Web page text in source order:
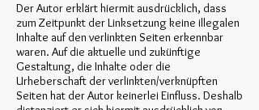
Der Autor erklärt hiermit ausdrücklich, dass
zum Zeitpunkt der Linksetzung keine illegalen
Inhalte auf den verlinkten Seiten erkennbar
waren. Auf die aktuelle und zukünftige
Gestaltung, die Inhalte oder die
Urheberschaft der verlinkten/verknüpften
Seiten hat der Autor keinerlei Einfluss. Deshalb